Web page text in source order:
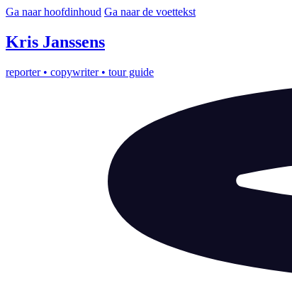
Ga naar hoofdinhoud Ga naar de voettekst
Kris Janssens
reporter • copywriter • tour guide